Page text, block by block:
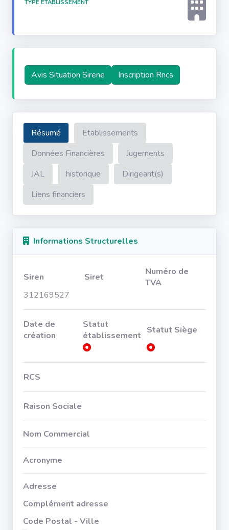
TYPE ÉTABLISSEMENT
Avis Situation Sirene Inscription Rncs
Résumé
Etablissements
Données Financières
Jugements
JAL
historique
Dirigeant(s)
Liens financiers
Informations Structurelles
Siren Siret
Numéro de
TVA
312169527
Date de
création
Statut
établissement Statut Siège
RCS
Raison Sociale
Nom Commercial
Acronyme
Adresse
Complément adresse
Code Postal - Ville